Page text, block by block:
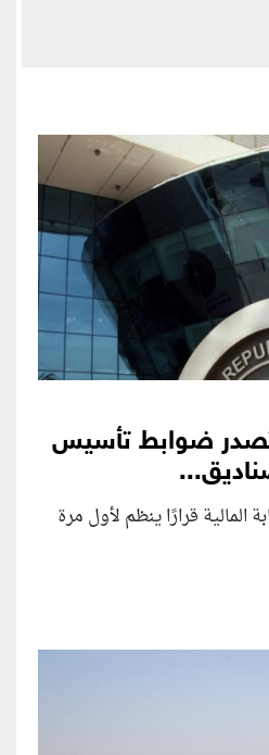
ضوابط تأسيس
المالية قرارًا ينظم لأول مرة